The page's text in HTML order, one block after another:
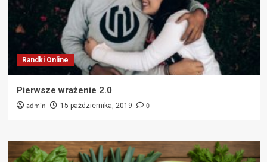
Randki Online
Pierwsze wrażenie 2.0
admin 15 października, 2019 0